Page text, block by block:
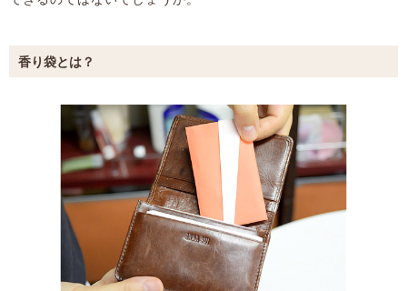
香り袋とは？